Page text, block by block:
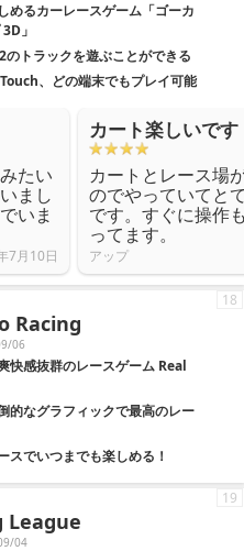
めるカーレースゲーム「ゴーカ
」
トラックを遊ぶことができる
、どの端末でもプレイ可能
たい
まし
いま
7月10日
カート楽しいです
カートとレース場
のでやっていてと
です。すぐに操作
ってます。
アップ
Racing
06
快感抜群のレースゲーム Real
的なグラフィックで最高のレー
スでいつまでも楽しめる！
18
League
04
19